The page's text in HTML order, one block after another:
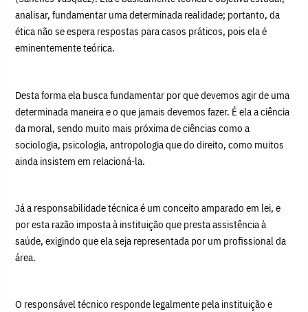
analisar, fundamentar uma determinada realidade; portanto, da
ética não se espera respostas para casos práticos, pois ela é
eminentemente teórica.
Desta forma ela busca fundamentar por que devemos agir de uma
determinada maneira e o que jamais devemos fazer. É ela a ciência
da moral, sendo muito mais próxima de ciências como a
sociologia, psicologia, antropologia que do direito, como muitos
ainda insistem em relacioná-la.
Já a responsabilidade técnica é um conceito amparado em lei, e
por esta razão imposta à instituição que presta assistência à
saúde, exigindo que ela seja representada por um profissional da
área.
O responsável técnico responde legalmente pela instituição e